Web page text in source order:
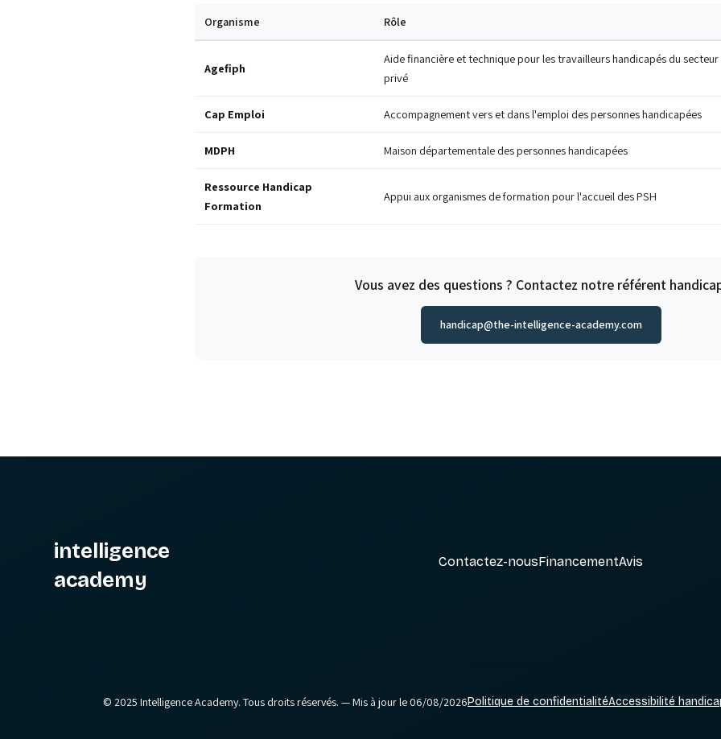
Organisme Rôle
Agefiph
Aide financière et technique pour les travailleurs handicapés du secteur
privé
Cap Emploi Accompagnement vers et dans l'emploi des personnes handicapées
MDPH Maison départementale des personnes handicapées
Ressource Handicap
Formation
Appui aux organismes de formation pour l'accueil des PSH
Vous avez des questions ? Contactez notre référent
handicap@the-intelligence-academy.com
intelligence
academy
Contactez-nousFinancementAvis
© 2025 Intelligence Academy. Tous droits réservés. — Mis à jour le 06/08/2026Politique de confidentialitéAccessibilité